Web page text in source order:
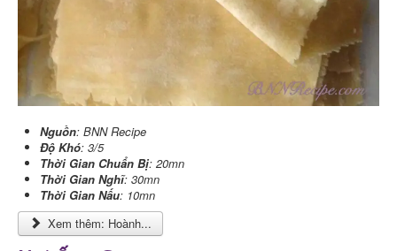
á
:
Nguồn: BNN Recipe
Độ Khó: 3/5
Thời Gian Chuẩn Bị: 20mn
Thời Gian Nghĩ: 30mn
Thời Gian Nấu: 10mn
Xem thêm: Hoành...